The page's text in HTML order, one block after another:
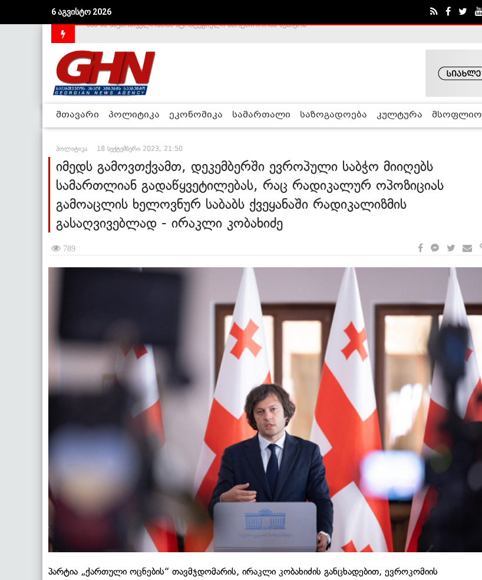
6 აგვისტო 2026
მთავარი პოლიტიკა ეკონომიკა სამართალი საზოგადოება კულტურა მსოფლიო
პოლიტიკა 18 სექტემბერი 2023, 21:50
იმედს გამოვთქვამთ, დეკემბერში ევროპული საბჭო მიიღებს
სამართლიან გადაწყვეტილებას, რაც რადიკალურ ოპოზიციას
გამოაცლის ხელოვნურ საბაბს ქვეყანაში რადიკალიზმის
გასაღვივებლად - ირაკლი კობახიძე
789
პარტია „ქართული ოცნების“ თავმჯდომარის, ირაკლი კობახიძის განცხადებით, ევროკომიის